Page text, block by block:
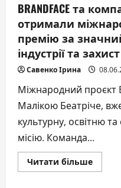
страві
BRANDFACE та
отримали
премію за
індустрії та
Савенко Ірина
Міжнародний проєкт
Малікою Беатріче,
культурну, освітню
місію. Команда...
Читати більше
про